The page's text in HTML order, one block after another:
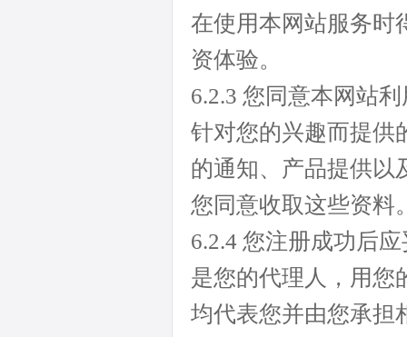
在使用本网站服务时
资体验。
6.2.3 您同意本网站
针对您的兴趣而提供
的通知、产品提供以
您同意收取这些资料
6.2.4 您注册成功后
是您的代理人，用您
均代表您并由您承担